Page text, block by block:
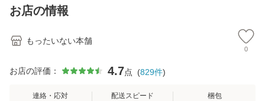
恵 藤本幸三 / 南江
堂 [単行
お店の情報
もったいない本舗
0
お店の評価： 4.7点 (829件)
連絡・応対 配送スピード 梱包